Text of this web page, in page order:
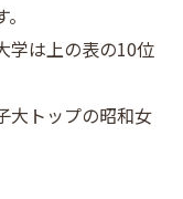
学は上の表の10位
大トップの昭和女